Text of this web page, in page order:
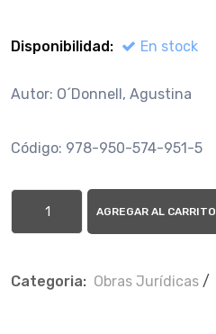
Disponibilidad: En stock
Autor: O´Donnell, Agustina
Código: 978-950-574-951-5
AGREGAR AL CARRITO
Categoria: Obras Jurí­dicas /